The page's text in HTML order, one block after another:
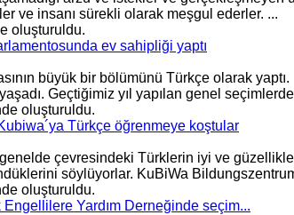
ve insanı sürekli olarak meşgul ederler. ...
oluşturuldu.
ev sahipliği yaptı
büyük bir bölümünü Türkçe olarak
Geçtiğimiz yıl yapılan genel
oluşturuldu.
Türkçe öğrenmeye koştular
genel de çevresindeki Türklerin iyi ve
söylüyorlar. KuBiWa
oluşturuldu.
Yardım Derneğinde seçim...